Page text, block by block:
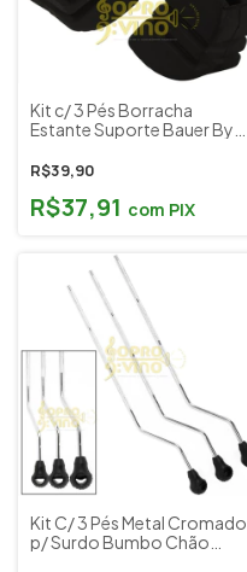
Kit c/ 3 Pés Borracha
Estante Suporte Bauer By
R$39,90
R$37,91 com PIX
Kit C/ 3 Pés Metal Cromado
p/ Surdo Bumbo Chão